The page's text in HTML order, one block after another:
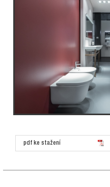
pdf ke stažení